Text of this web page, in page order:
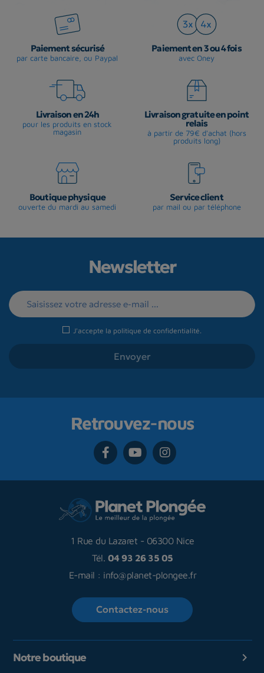
Paiement sécurisé
par carte bancaire, ou Paypal
Paiement en 3 ou 4 fois
avec Oney
Livraison en 24h
pour les produits en stock
magasin
Livraison gratuite en point
relais
à partir de 79€ d'achat (hors
produits long)
Boutique physique
ouverte du mardi au samedi
Service client
par mail ou par téléphone
Newsletter
J'accepte la politique de confidentialité
Retrouvez-nous
1 Rue du Lazaret - 06300 Nice
Tél. 04 93 26 35 05
E-mail : info@planet-plongee.fr
Contactez-nous
Notre boutique 